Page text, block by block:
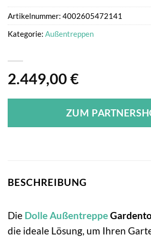
2.449,00 €
ZUM
Artikelnummer: 4002605472141
Kategorie: Außentreppen
BESCHREIBUNG
Die Dolle Außentreppe
die ideale Lösung, um Ihren